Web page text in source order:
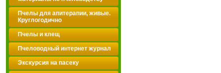
Пчелы для апитерапии, живые.
Круглогодично
Пчелы и клещ
Пчеловодный интернет журнал
Экскурсия на пасеку